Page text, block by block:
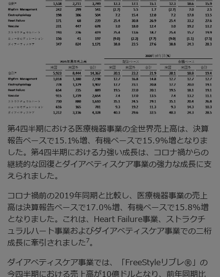
第4四半期における医療機器事業の全世界売上高は、決算
報告ベースで15.1%増、有機ベースで15.9%増となりま
した。第4四半期における力強い成長は、コロナ禍からの
継続的な回復とダイアベティスケア事業の強力な成長に支
えられました。
コロナ禍前の2019年同期と比較し、医療機器事業の売上
高は決算報告ベースで17.0%増、有機ベースで15.8%増
となりました。これは、Heart Failure事業、ストラクチ
ュラルハート事業およびダイアベティスケア事業での二桁
成長に牽引されました7。
ダイアベティスケア事業では、「FreeStyleリブレ®」の
今四半期における売上高が10億ドルとなり、前年同期比